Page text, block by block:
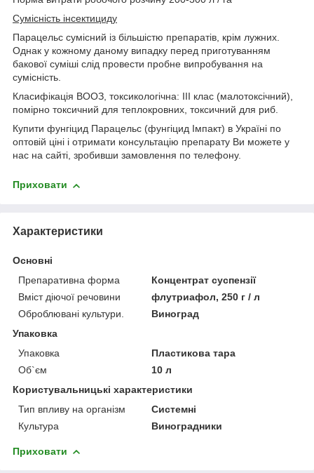
Сумісність інсектициду
Парацельс сумісний із більшістю препаратів, крім лужних.
Однак у кожному даному випадку перед приготуванням
бакової суміші слід провести пробне випробування на
сумісність.
Класифікація ВООЗ, токсикологічна: ІІІ клас (малотоксічний),
помірно токсичний для теплокровних, токсичний для риб.
Купити фунгіцид Парацельс (фунгіцид Імпакт) в Україні по
оптовій ціні і отримати консультацію препарату Ви можете у
нас на сайті, зробивши замовлення по телефону.
Приховати
Характеристики
Основні
Препаративна форма
Концентрат суспензії
Вміст діючої речовини
флyтриaфoл, 250 г / л
Оброблювані культури.
Виноград
Упаковка
Упаковка
Пластикова тара
Об`єм
10 л
Користувальницькі характеристики
Тип впливу на організм
Системні
Культура
Виноградники
Приховати